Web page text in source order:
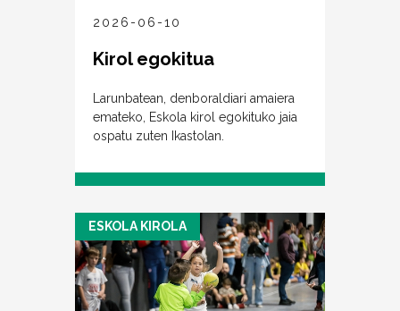
2026-06-10
Kirol egokitua
Larunbatean, denboraldiari amaiera
emateko, Eskola kirol egokituko jaia
ospatu zuten Ikastolan.
ESKOLA KIROLA